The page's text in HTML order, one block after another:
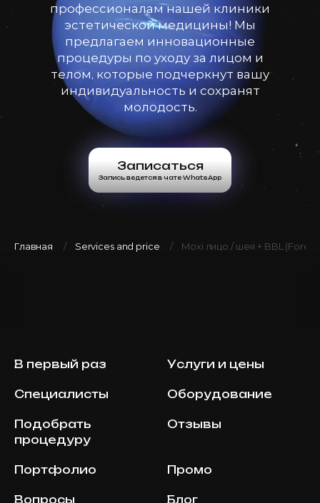
профессионалам нашей клиники
эстетической медицины! Мы
предлагаем инновационные
процедуры по уходу за лицом и
телом, которые подчеркнут вашу
индивидуальность и сохранят
молодость.
Записаться
Запись ведется в чате WhatsApp
Главная Services and price Moxi лицо / шея + BBL
В первый раз Услуги и цены
Специалисты Оборудование
Подобрать
процедуру
Отзывы
Портфолио Промо
Вопросы Блог